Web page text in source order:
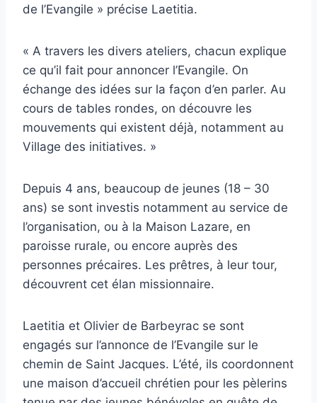
de l’Evangile » précise Laetitia.
« A travers les divers ateliers, chacun explique
ce qu’il fait pour annoncer l’Evangile. On
échange des idées sur la façon d’en parler. Au
cours de tables rondes, on découvre les
mouvements qui existent déjà, notamment au
Village des initiatives. »
Depuis 4 ans, beaucoup de jeunes (18 – 30
ans) se sont investis notamment au service de
l’organisation, ou à la Maison Lazare, en
paroisse rurale, ou encore auprès des
personnes précaires. Les prêtres, à leur tour,
découvrent cet élan missionnaire.
Laetitia et Olivier de Barbeyrac se sont
engagés sur l’annonce de l’Evangile sur le
chemin de Saint Jacques. L’été, ils coordonnent
une maison d’accueil chrétien pour les pèlerins